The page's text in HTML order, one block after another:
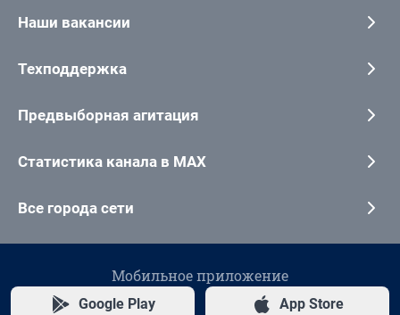
Наши вакансии
Техподдержка
Предвыборная агитация
Статистика канала в MAX
Все города сети
Мобильное приложение
Google Play App Store